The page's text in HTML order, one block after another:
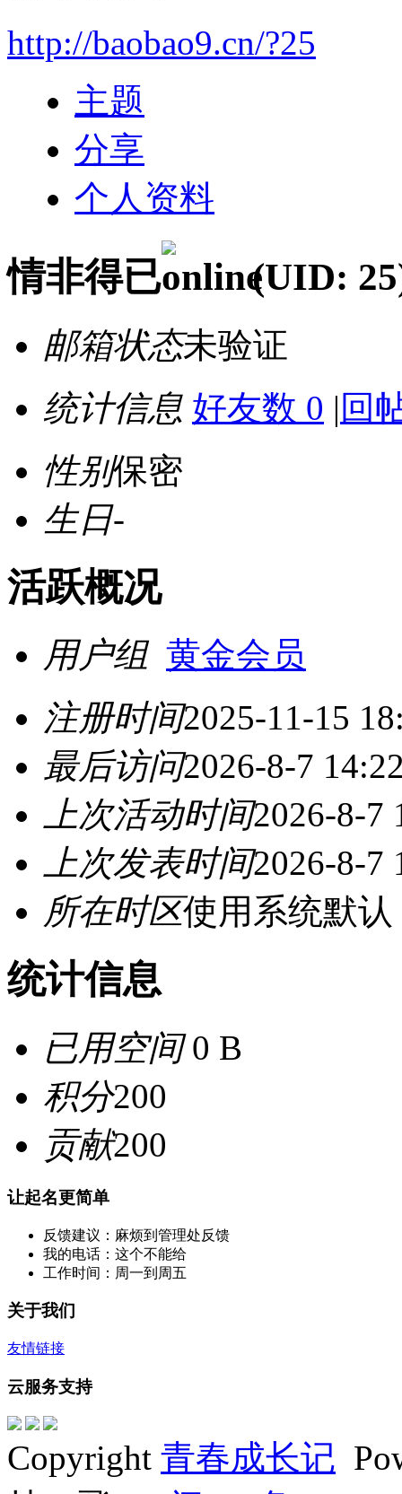
http://baobao9.cn/?25
主题
分享
个人资料
情非得已 (UID:
邮箱状态未验证
统计信息 好友数 0 | 回
性别保密
生日-
活跃概况
用户组 黄金会员
注册时间2025-11-15
最后访问2026-8-7
上次活动时间2026-8-7
上次发表时间2026-8-7
所在时区使用系统默认
统计信息
已用空间0 B
积分200
贡献200
让起名更简单
反馈建议：麻烦到管理处反馈
我的电话：这个不能给
工作时间：周一到周五
关于我们
友情链接
云服务支持
Copyright 青春成长记